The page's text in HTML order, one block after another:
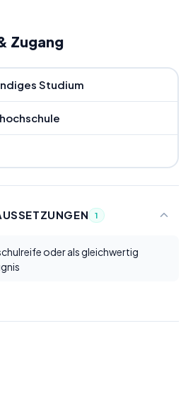
Zugang
Studium
1
oder als gleichwertig